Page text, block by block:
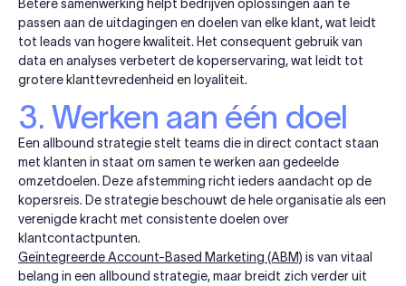
Betere samenwerking helpt bedrijven oplossingen aan te
passen aan de uitdagingen en doelen van elke klant, wat leidt
tot leads van hogere kwaliteit. Het consequent gebruik van
data en analyses verbetert de koperservaring, wat leidt tot
grotere klanttevredenheid en loyaliteit.
3. Werken aan één doel
Een allbound strategie stelt teams die in direct contact staan
met klanten in staat om samen te werken aan gedeelde
omzetdoelen. Deze afstemming richt ieders aandacht op de
kopersreis. De strategie beschouwt de hele organisatie als een
verenigde kracht met consistente doelen over
klantcontactpunten.
Geïntegreerde Account-Based Marketing (ABM) is van vitaal
belang in een allbound strategie, maar breidt zich verder uit